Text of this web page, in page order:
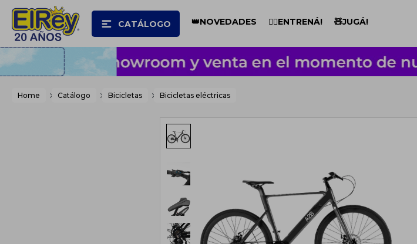
CATÁLOGO 👑NOVEDADES 🏋️‍♂️ENTRENÁ! 🧸JUGÁ!
Home Catálogo Bicicletas Bicicletas eléctricas